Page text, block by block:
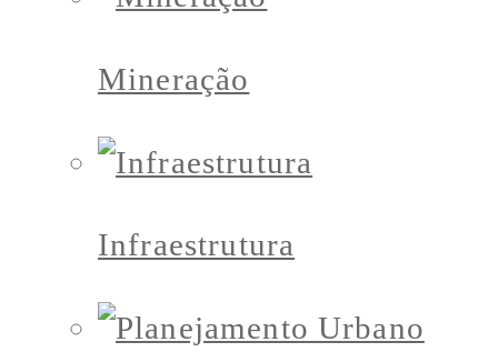
Mineração
Infraestrutura